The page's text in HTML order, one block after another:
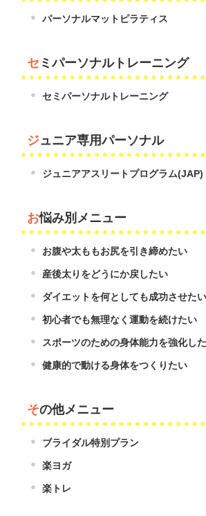
パーソナルマットピラティス
セミパーソナルトレーニング
セミパーソナルトレーニング
ジュニア専用パーソナル
ジュニアアスリートプログラム(JAP)
お悩み別メニュー
お腹や太ももお尻を引き締めたい
産後太りをどうにか戻したい
ダイエットを何としても成功させたい
初心者でも無理なく運動を続けたい
スポーツのための身体能力を強化し
健康的で動ける身体をつくりたい
その他メニュー
ブライダル特別プラン
楽ヨガ
楽トレ